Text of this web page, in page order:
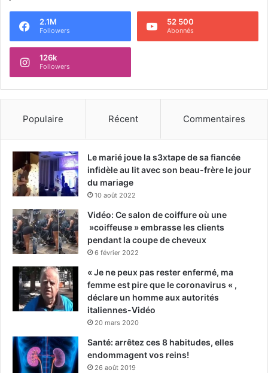
2.1M
Followers
52 500
Abonnés
126k
Followers
Populaire Récent Commentaires
Le marié joue la s3xtape de sa fiancée
infidèle au lit avec son beau-frère le jour
du mariage
10 août 2022
Vidéo: Ce salon de coiffure où une
»coiffeuse » embrasse les clients
pendant la coupe de cheveux
6 février 2022
« Je ne peux pas rester enfermé, ma
femme est pire que le coronavirus « ,
déclare un homme aux autorités
italiennes-Vidéo
20 mars 2020
Santé: arrêtez ces 8 habitudes, elles
endommagent vos reins!
26 août 2019